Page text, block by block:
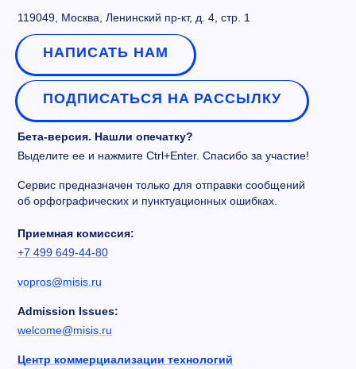
119049, Москва, Ленинский пр-кт, д. 4, стр. 1
НАПИСАТЬ НАМ
ПОДПИСАТЬСЯ НА РАССЫЛКУ
Бета-версия. Нашли опечатку?
Выделите ее и нажмите Ctrl+Enter. Спасибо за участие!
Сервис предназначен только для отправки сообщений
об орфографических и пунктуационных ошибках.
Приемная комиссия:
+7 499 649-44-80
vopros@misis.ru
Admission Issues:
welcome@misis.ru
Центр коммерциализации технологий